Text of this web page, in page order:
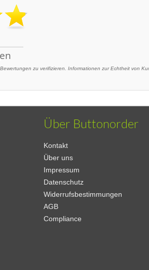
zu verifizieren. Informationen zur Echtheit von
Über Buttonorder
Kontakt
Über uns
Impressum
Datenschutz
Widerrufsbestimmungen
AGB
Compliance